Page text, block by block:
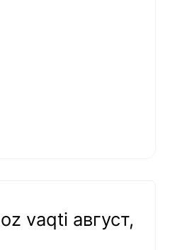
vaqti август,